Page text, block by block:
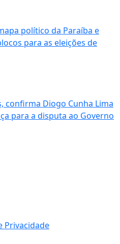
político da Paraíba e
para as eleições de
confirma Diogo Cunha Lima
para a disputa ao Governo
Privacidade